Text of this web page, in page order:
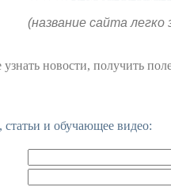
(название сайта легко
узнать новости, получить
статьи и обучающее видео: